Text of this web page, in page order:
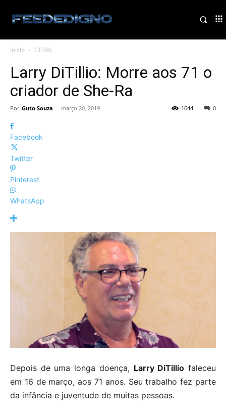
Início GERAL
Larry DiTillio: Morre aos 71 o
criador de She-Ra
Por Guto Souza - março 20, 2019 0
1644
Facebook
Twitter
Pinterest
WhatsApp
Depois de uma longa doença, Larry DiTillio faleceu
em 16 de março, aos 71 anos. Seu trabalho fez parte
da infância e juventude de muitas pessoas.